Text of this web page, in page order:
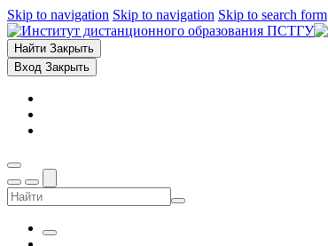
Skip to navigation Skip to navigation Skip to search form
Найти Закрыть
Вход Закрыть